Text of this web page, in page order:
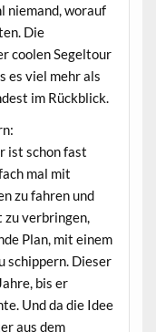
niemand, worauf
Die
coolen Segeltour
es viel mehr als
im Rückblick.
ist schon fast
mal mit
zu fahren und
zu verbringen,
Plan, mit einem
schippern. Dieser
bis er
Und da die Idee
aus dem